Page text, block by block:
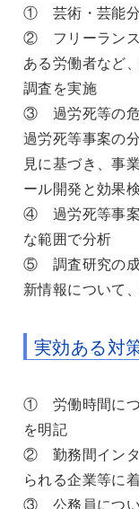
① 芸術・芸能分
② フリーランス
ある労働者など
調査を実施
③ 過労死等の危
過労死等事案の
見に基づき、事
ール開発と効果
④ 過労死等事案
な範囲で分析
⑤ 調査研究の成
新情報について
実効ある対
① 労働時間につ
を明記
② 勤務間インタ
られる企業等に
③ 公務員につい